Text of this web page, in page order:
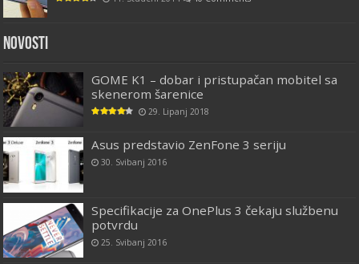
Novosti
GOME K1 – dobar i pristupačan mobitel sa
skenerom šarenice
29. Lipanj 2018
Asus predstavio ZenFone 3 seriju
30. Svibanj 2016
Specifikacije za OnePlus 3 čekaju službenu
potvrdu
25. Svibanj 2016